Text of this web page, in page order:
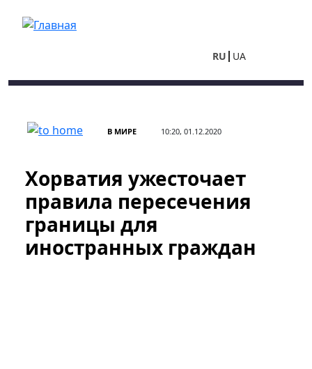
RU UA
В МИРЕ 10:20, 01.12.2020
Хорватия ужесточает
правила пересечения
границы для
иностранных граждан